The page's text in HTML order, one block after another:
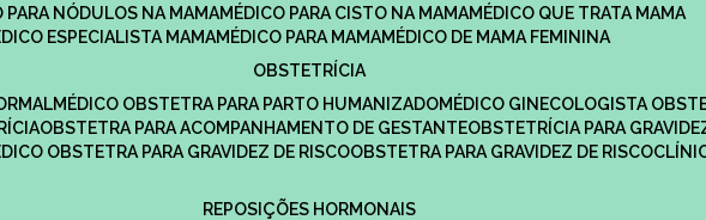
PARA NÓDULOS NA MAMA MÉDICO PARA CISTO NA MAMA
MÉDICO QUE TRATA MAMA
ESPECIALISTA MAMA MÉDICO PARA MAMA
MÉDICO DE MAMA FEMININA
OBSTETRÍCIA
MÉDICO OBSTETRA PARA PARTO HUMANIZADO
MÉDICO GINECOLOGISTA
OBSTETRA PARA ACOMPANHAMENTO DE GESTANTE
OBSTETRÍCIA PARA
OBSTETRA PARA GRAVIDEZ DE RISCO OBSTETRA PARA GRAVIDEZ DE RISCO
REPOSIÇÕES HORMONAIS